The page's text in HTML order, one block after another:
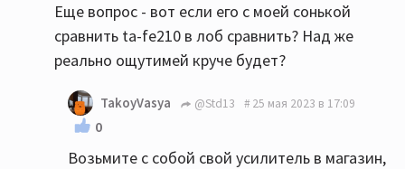
Еще вопрос - вот если его с моей сонькой
сравнить ta-fe210 в лоб сравнить? Над же
реально ощутимей круче будет?
TakoyVasya @Std13 25 мая 2023 в 17:09
0
Возьмите с собой свой усилитель в магазин,